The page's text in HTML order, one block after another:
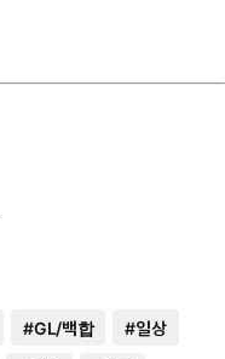
#GL/백합 #일상